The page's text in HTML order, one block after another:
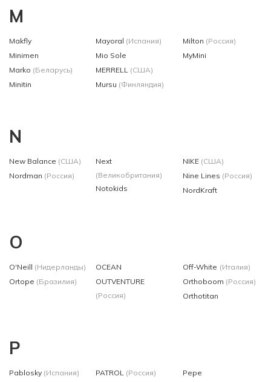
M
Makfly
Minimen
Marko (Беларусь)
Minitin
Mayoral (Испания)
Mio Sole
MERRELL (США)
Mursu (Финляндия)
Milton (Россия)
MyMini
N
New Balance (США)
Nordman (Россия)
Next
(Великобритания)
Notokids
NIKE (США)
Nine Lines (Россия)
NordKraft
O
O'Neill (Нидерланды)
Ortope (Бразилия)
OCEAN
OUTVENTURE
(Россия)
Off-White (Италия)
Orthoboom (Россия)
Orthotitan
P
Pablosky (Испания)
PATROL (Россия)
Pepe